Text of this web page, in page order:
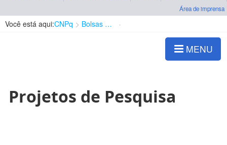
Área de imprensa
Você está aqui:CNPq Bolsas e Auxílios Vigentes
MENU
Projetos de Pesquisa